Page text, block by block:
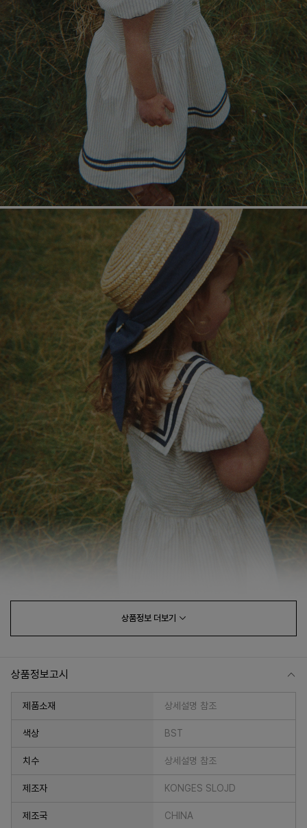
상품정보 더보기
상품정보고시
제품소재 상세설명 참조
색상 BST
치수 상세설명 참조
제조자 KONGES SLOJD
제조국 CHINA